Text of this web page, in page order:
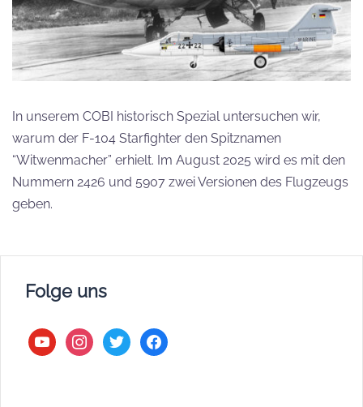
In unserem COBI historisch Spezial untersuchen wir,
warum der F-104 Starfighter den Spitznamen
“Witwenmacher” erhielt. Im August 2025 wird es mit den
Nummern 2426 und 5907 zwei Versionen des Flugzeugs
geben.
Folge uns
youtubeinstagram
twitter facebook